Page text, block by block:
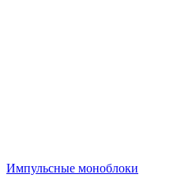
Импульсные моноблоки